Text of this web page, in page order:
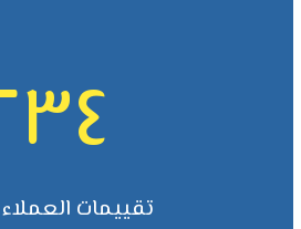
تقييمات العملاء